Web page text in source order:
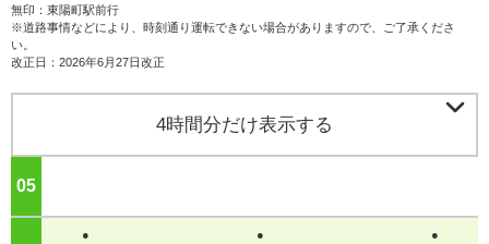
無印：東陽町駅前行
※道路事情などにより、時刻通り運転できない場合がありますので、ご了承くださ
い。
改正日：2026年6月27日改正
4時間分だけ表示する 
05
● ● ●